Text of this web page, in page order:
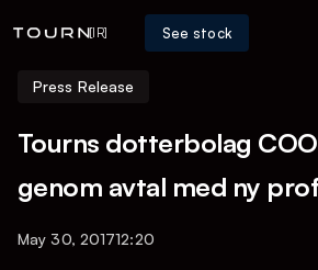
[IR] See stock
Press Release
Tourns dotterbolag
genom avtal med ny
May 30, 201712:20